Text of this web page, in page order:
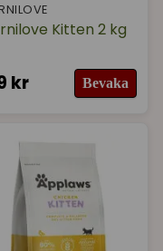
Kitten 2 kg
kr Bevaka